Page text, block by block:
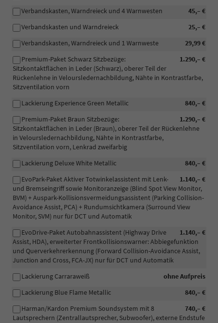
45,– €
Verbandskasten, Warndreieck und 4 Warnwesten
25,– €
Verbandskasten und Warndreieck
29,99 €
Verbandskasten, Warndreieck und 1 Warnweste
1.290,– €
Premium-Paket Schwarz Sitzbezüge:
Sitzkontaktflächen in Leder (Schwarz), oberer Teil der
Rückenlehne in Veloursledernachbildung, Nähte in Kontrastfarbe,
Sitzventilation vorn
840,– €
Lackierung Experience Green Metallic
1.290,– €
Premium-Paket Braun Sitzbezüge:
Sitzkontaktflächen in Leder (Braun), oberer Teil der Rückenlehne
in Veloursledernachbildung, Nähte in Kontrastfarbe,
Sitzventilation vorn, Lenkrad zweifarbig
840,– €
Lackierung Deluxe White Metallic
1.140,– €
EvoPark-Paket Aktiver Totwinkelassistent mit Lenk-
und Bremseingriff sowie Monitoranzeige (Blind Spot View Monitor,
BVM) + Auspark-Kollisionsvermeidungsassistent (Parking Collision-
Avoidance Assist, PCA) + Rundumsichtkamera (Surround View
Monitor, SVM) nur für DCT und Automatik
1.140,– €
EvoDrive-Paket Autobahnassistent (Highway Drive
Assist, HDA), erweiterter Frontkollisionswarner: Abbiegefunktion
und Querverkehrerkennung (Forward Collision-Avoidance Assist,
Junction and Cross, FCA-JX) nur für DCT und Automatik
ohne Aufpreis
Lackierung Carraraweiß
840,– €
Lackierung Blue Flame Metallic
740,– €
Harman/Kardon Premium Soundsystem mit 8
Lautsprechern (Zentrallautsprecher, Subwoofer), externe Endstufe